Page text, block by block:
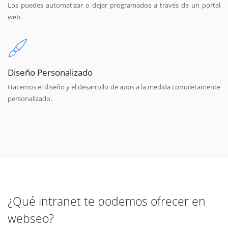
Los puedes automatizar o dejar programados a través de un portal
web.
Diseño Personalizado
Hacemos el diseño y el desarrollo de apps a la medida completamente
personalizado.
¿Qué intranet te podemos ofrecer en
webseo?